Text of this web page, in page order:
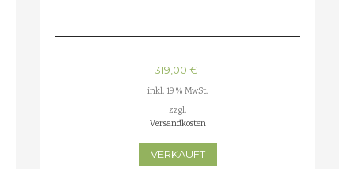
319,00 €
inkl. 19 % MwSt.
zzgl.
Versandkosten
VERKAUFT